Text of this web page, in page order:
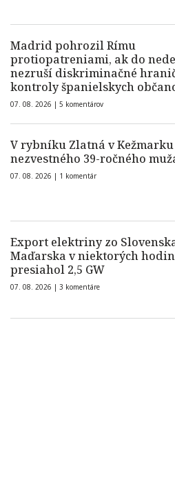
Madrid pohrozil Rímu
protiopatreniami, ak do
nezruší diskriminačné
kontroly španielskych
07. 08. 2026 | 5 komentárov
V rybníku Zlatná v
nezvestného 39-ročného
07. 08. 2026 | 1 komentár
Export elektriny zo
Maďarska v niektorých
presiahol 2,5 GW
07. 08. 2026 | 3 komentáre